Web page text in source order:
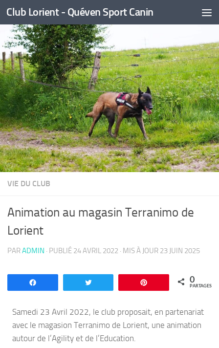
Skip to content
Club Lorient - Quéven Sport Canin
VIE DU CLUB
Animation au magasin Terranimo de
Lorient
PARADMIN · PUBLIÉ 24 AVRIL 2022 · MIS À JOUR 23 JUIN 2025
Enregistrer 0
PARTAGES
Samedi 23 Avril 2022, le club proposait, en partenariat
avec le magasion Terranimo de Lorient, une animation
autour de l’Agility et de l’Education.